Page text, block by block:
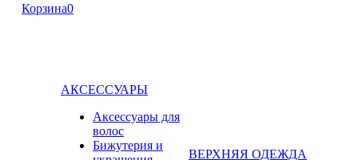
Корзина0
АКСЕССУАРЫ
Аксессуары для
волос
Бижутерия и
ВЕРХНЯЯ ОДЕЖДА